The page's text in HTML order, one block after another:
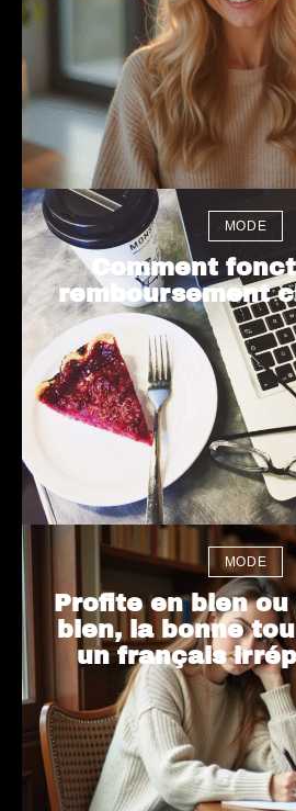
MODE
Comment
remboursement
MODE
Profite en bien
bien, la bonne
un français